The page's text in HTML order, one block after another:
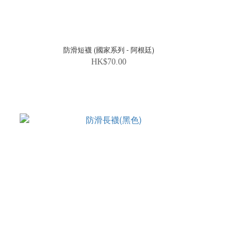
防滑短襪 (國家系列 - 阿根廷)
HK$70.00